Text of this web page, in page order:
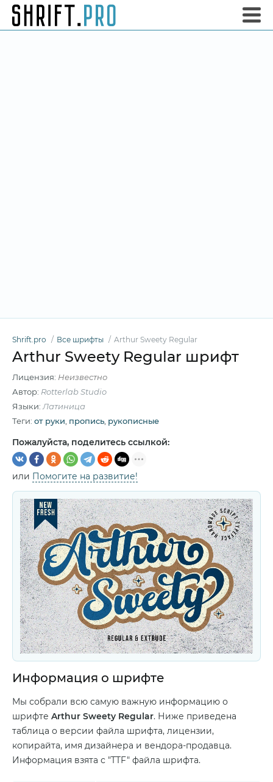
Shrift.pro Все шрифты Arthur Sweety Regular
Arthur Sweety Regular шрифт
Лицензия: Неизвестно
Автор: Rotterlab Studio
Языки: Латиница
Теги: от руки пропись рукописные
Пожалуйста, поделитесь ссылкой:
или Помогите на развитие!
Информация о шрифте
Мы собрали всю самую важную информацию о
шрифте Arthur Sweety Regular. Ниже приведена
таблица о версии файла шрифта, лицензии,
копирайта, имя дизайнера и вендора-продавца.
Информация взята с "TTF" файла шрифта.